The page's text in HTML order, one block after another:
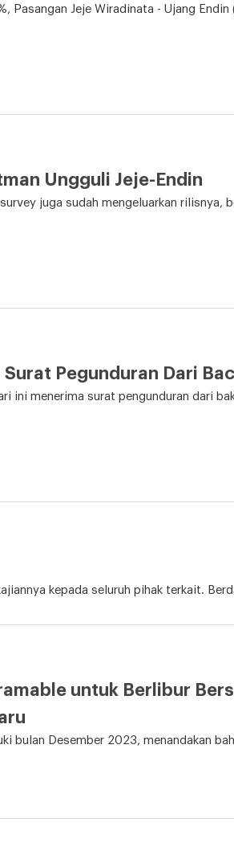
Pasangan Jeje Wiradinata - Ujang Endin
Ungguli Jeje-Endin
juga sudah mengeluarkan rilisnya,
Pegunduran Dari
ini menerima surat pengunduran dari
kepada seluruh pihak terkait.
untuk Berlibur
bulan Desember 2023, menandakan